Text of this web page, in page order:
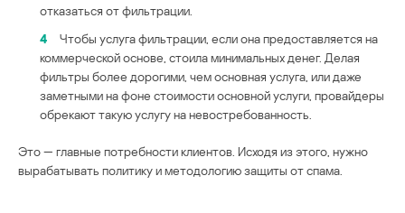
отказаться от фильтрации.
4
Чтобы услуга фильтрации, если она предоставляется на
коммерческой основе, стоила минимальных денег. Делая
фильтры более дорогими, чем основная услуга, или даже
заметными на фоне стоимости основной услуги, провайдеры
обрекают такую услугу на невостребованность.
Это — главные потребности клиентов. Исходя из этого, нужно
вырабатывать политику и методологию защиты от спама.